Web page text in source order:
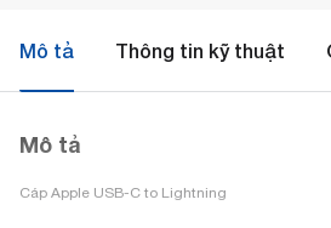
lượng
Mô tả Thông tin kỹ thuật
Mô tả
Cáp Apple USB-C to Lightning